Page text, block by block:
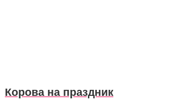
Корова на праздник